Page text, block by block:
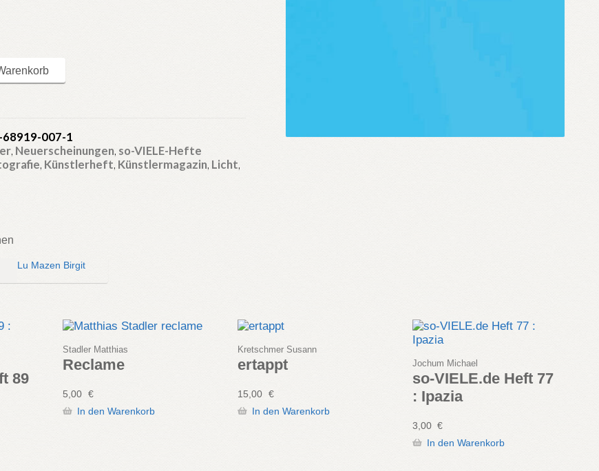
007-1
, Neuerscheinungen, so-VIELE-Hefte
, Künstlerheft, Künstlermagazin, Licht,
Lu Mazen Birgit
89
Stadler Matthias
Reclame
5,00 €
In den Warenkorb
Kretschmer Susann
ertappt
15,00 €
In den Warenkorb
Jochum Michael
so-VIELE.de Heft 77
: Ipazia
3,00 €
In den Warenkorb